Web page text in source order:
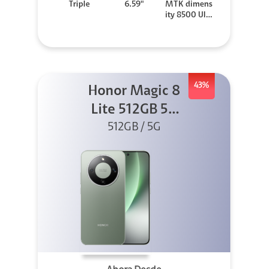
Triple
6.59"
MTK dimens
ity 8500 Ultr
43%
Honor Magic 8
Lite 512GB 5G
Verde
512GB / 5G